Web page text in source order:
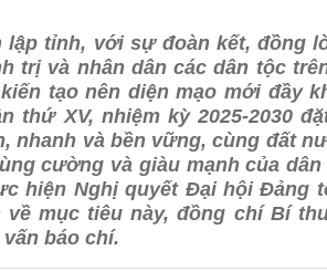
lập tỉnh, với sự đoàn kết, đồng
trị và nhân dân các dân tộc
tạo nên diện mạo mới đầy
XV, nhiệm kỳ 2025-2030
nhanh và bền vững, cùng đất
cường và giàu mạnh của dân
hiện Nghị quyết Đại hội Đảng
mục tiêu này, đồng chí Bí
báo chí.